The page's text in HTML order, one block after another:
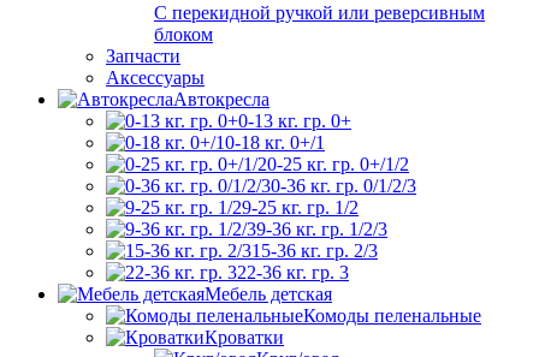
С перекидной ручкой или реверсивным
блоком
Запчасти
Аксессуары
Автокресла
0-13 кг. гр. 0+
0-18 кг. 0+/1
0-25 кг. гр. 0+/1/2
0-36 кг. гр. 0/1/2/3
9-25 кг. гр. 1/2
9-36 кг. гр. 1/2/3
15-36 кг. гр. 2/3
22-36 кг. гр. 3
Мебель детская
Комоды пеленальные
Кроватки